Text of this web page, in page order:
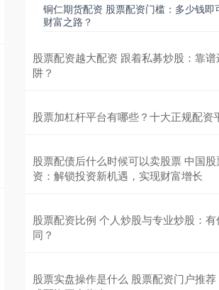
铜仁期货配资 股票配资门槛：多少钱即
财富之路？
股票配资越大配资 跟着私募炒股：靠谱
阱？
股票加杠杆平台有哪些？十大正规配资
股票配债后什么时候可以卖股票 中国
资：解锁投资新机遇，实现财富增长
股票配资比例 个人炒股与专业炒股：
同？
股票实盘操作是什么 股票配资门户推